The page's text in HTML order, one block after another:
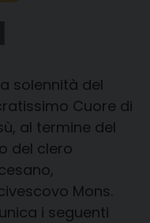
solennità del
Cuore di
al termine del
del clero
scovo Mons.
i seguenti